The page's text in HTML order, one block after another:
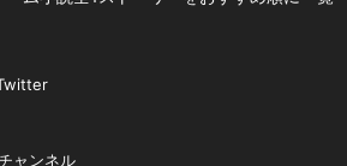
ャンネル